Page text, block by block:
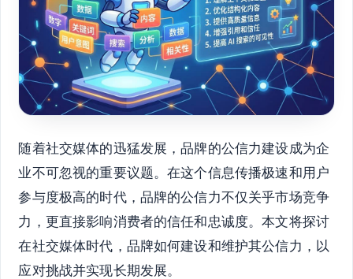
随着社交媒体的迅猛发展，品牌的公信力建设成为企
业不可忽视的重要议题。在这个信息传播极速和用户
参与度极高的时代，品牌的公信力不仅关乎市场竞争
力，更直接影响消费者的信任和忠诚度。本文将探讨
在社交媒体时代，品牌如何建设和维护其公信力，以
应对挑战并实现长期发展。